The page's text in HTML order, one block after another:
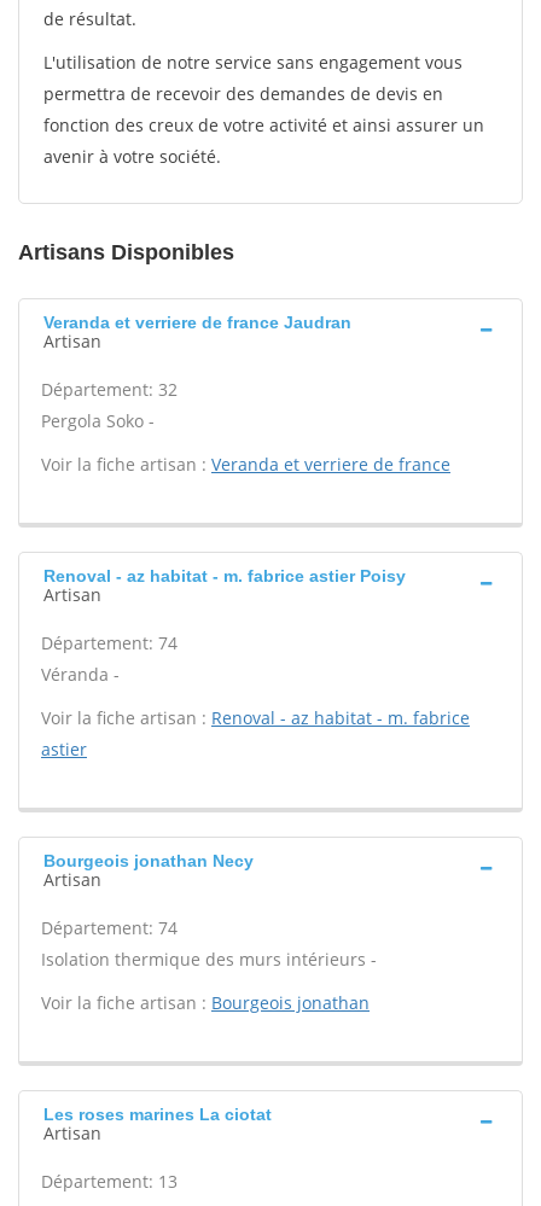
de résultat.
L'utilisation de notre service sans engagement vous
permettra de recevoir des demandes de devis en
fonction des creux de votre activité et ainsi assurer un
avenir à votre société.
Artisans Disponibles
Veranda et verriere de france Jaudran
Artisan
Département: 32
Pergola Soko -
Voir la fiche artisan : Veranda et verriere de france
Renoval - az habitat - m. fabrice astier Poisy
Artisan
Département: 74
Véranda -
Voir la fiche artisan : Renoval - az habitat - m. fabrice
astier
Bourgeois jonathan Necy
Artisan
Département: 74
Isolation thermique des murs intérieurs -
Voir la fiche artisan : Bourgeois jonathan
Les roses marines La ciotat
Artisan
Département: 13